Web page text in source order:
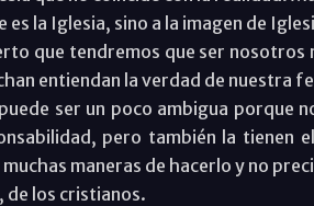
es la Iglesia, sino a la imagen de
que tendremos que ser nosotros
entiendan la verdad de nuestra
ser un poco ambigua porque
pero también la tienen
maneras de hacerlo y no
de los cristianos.